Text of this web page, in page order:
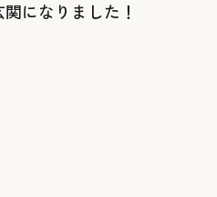
になりました！